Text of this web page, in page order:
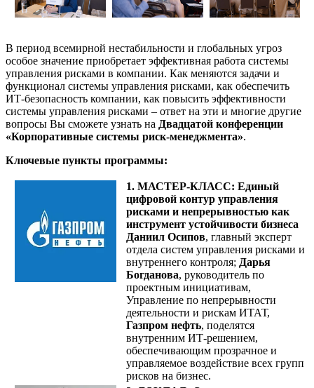
В период всемирной нестабильности и глобальных угроз
особое значение приобретает эффективная работа системы
управления рисками в компании. Как меняются задачи и
функционал системы управления рисками, как обеспечить
ИТ-безопасность компании, как повысить эффективности
системы управления рисками – ответ на эти и многие другие
вопросы Вы сможете узнать на Двадцатой конференции
«Корпоративные системы риск-менеджмента».
Ключевые пункты программы:
1. МАСТЕР-КЛАСС: Единый
цифровой контур управления
рисками и непрерывностью как
инструмент устойчивости бизнеса
Даниил Осипов, главный эксперт
отдела систем управления рисками и
внутреннего контроля; Дарья
Богданова, руководитель по
проектным инициативам,
Управление по непрерывности
деятельности и рискам ИТАТ,
Газпром нефть, поделятся
внутренним ИТ-решением,
обеспечивающим прозрачное и
управляемое воздействие всех групп
рисков на бизнес.